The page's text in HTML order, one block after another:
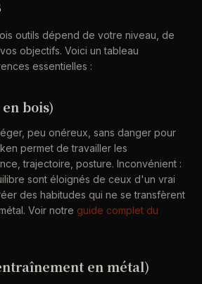
outils dépend de votre niveau, de
objectifs. Voici un tableau
essentielles :
bois)
peu onéreux, sans danger pour
permet de travailler les
trajectoire, posture. Inconvénient :
sont éloignés de ceux d'un vrai
des habitudes qui ne se transfèrent
Voir notre guide complet du
en métal)